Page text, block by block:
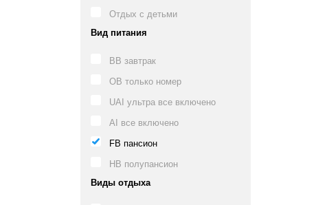
Отдых с детьми
Вид питания
BB завтрак
OB только номер
UAI ультра все включено
AI все включено
FB пансион
HB полупансион
Виды отдыха